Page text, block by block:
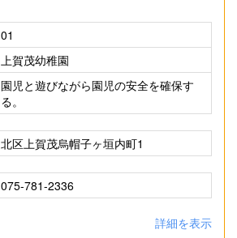
01
上賀茂幼稚園
園児と遊びながら園児の安全を確保す
る。
北区上賀茂烏帽子ヶ垣内町1
075-781-2336
詳細を表示